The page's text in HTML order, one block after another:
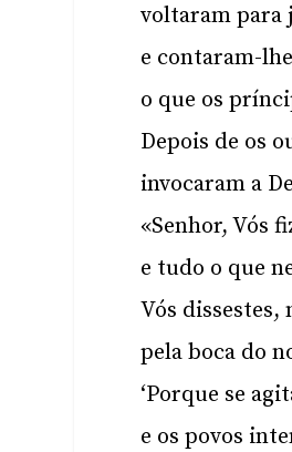
voltaram para
e contaram-
o que os
Depois de os
invocaram a
«Senhor, Vós
e tudo o que
Vós
pela boca do
‘Porque se
e os povos